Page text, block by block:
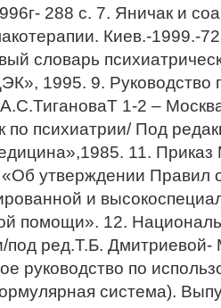
288 с. 7. Яничак и
Киев.-1999.-
словарь
1995. 9. Руководство
1-2 –
по психиатрии/ Под
11. Приказ
утверждении Правил
и
помощи». 12.
под ред.Т.Б. Дмитриевой-
руководство по
система).